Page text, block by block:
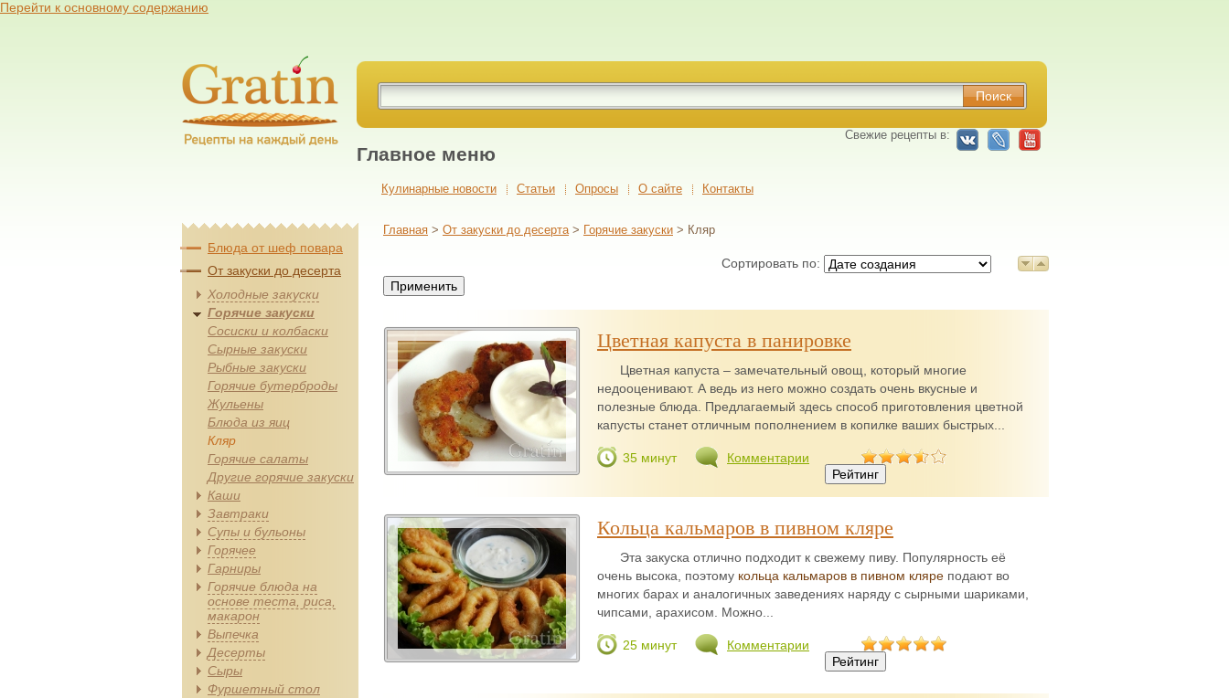
Перейти к основному содержанию
Свежие рецепты в:
Главное меню
Кулинарные новости Cтатьи Опросы О сайте Контакты
Главная > От закуски до десерта > Горячие закуски > Кляр
Сортировать по:
Цветная капуста в панировке
Цветная капуста – замечательный овощ, который многие
недооценивают. А ведь из него можно создать очень вкусные и
полезные блюда. Предлагаемый здесь способ приготовления цветной
капусты станет отличным пополнением в копилке ваших быстрых...
35 минут Комментарии
Кольца кальмаров в пивном кляре
Эта закуска отлично подходит к свежему пиву. Популярность её
очень высока, поэтому кольца кальмаров в пивном кляре подают во
многих барах и аналогичных заведениях наряду с сырными шариками,
чипсами, арахисом. Можно...
25 минут Комментарии
Блюда от шеф повара
От закуски до десерта
Холодные закуски
Горячие закуски
Сосиски и колбаски
Сырные закуски
Рыбные закуски
Горячие бутерброды
Жульены
Блюда из яиц
Кляр
Горячие салаты
Другие горячие закуски
Каши
Завтраки
Супы и бульоны
Горячее
Гарниры
Горячие блюда на
основе теста, риса,
макарон
Выпечка
Десерты
Сыры
Фуршетный стол